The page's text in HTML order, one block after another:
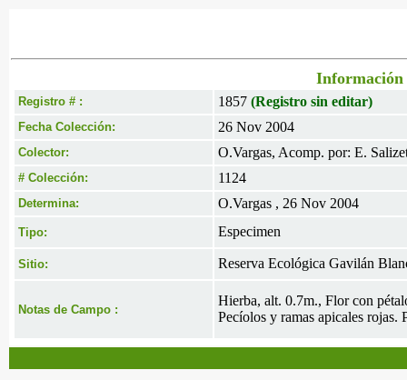
Información
Registro # : 1857 (Registro sin editar)
Fecha Colección: 26 Nov 2004
Colector: O.Vargas, Acomp. por: E.
# Colección: 1124
Determina: O.Vargas , 26 Nov 2004
Tipo: Especimen
Sitio: Reserva Ecológica Gavilán
Notas de Campo :
Hierba, alt. 0.7m., Flor con
Pecíolos y ramas apicales rojas.